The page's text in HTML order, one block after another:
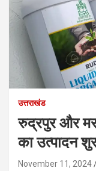
उत्तराखंड
रुद्रपुर और
का उत्पादन
November 11, 2024